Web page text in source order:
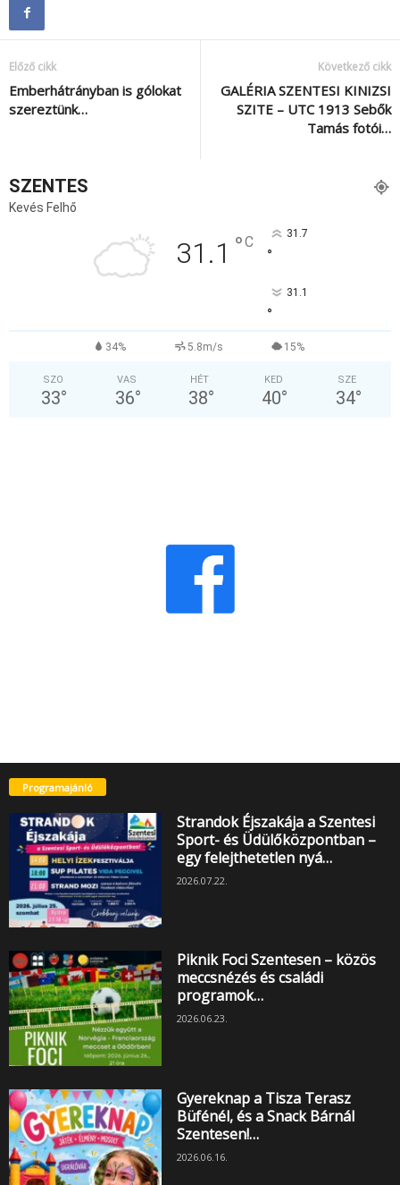
Előző cikk
Emberhátrányban is gólokat
szereztünk…
Következő cikk
GALÉRIA SZENTESI KINIZSI
SZITE – UTC 1913 Sebők
Tamás fotói…
SZENTES
Kevés Felhő
31.1 °C 31.7
°
31.1
°
34% 5.8m/s 15%
SZO
33°
VAS
36°
HÉT
38°
KED
40°
SZE
34°
Programajánló
Strandok Éjszakája a Szentesi
Sport- és Üdülőközpontban –
egy felejthetetlen nyá…
2026.07.22.
Piknik Foci Szentesen – közös
meccsnézés és családi
programok…
2026.06.23.
Gyereknap a Tisza Terasz
Büfénél, és a Snack Bárnál
Szentesen!…
2026.06.16.